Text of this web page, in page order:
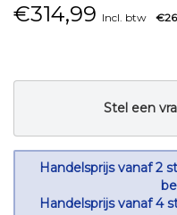
€314,99 Incl. btw
Stel een
Handelsprijs vanaf 2
Handelsprijs vanaf 4